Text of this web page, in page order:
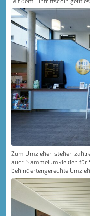
Zum Umziehen stehen
auch Sammelumkleiden für
behindertengerechte